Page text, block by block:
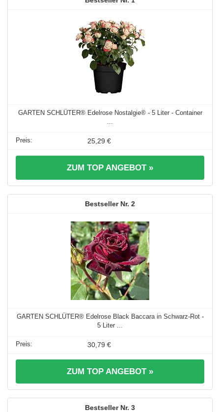
GARTEN SCHLÜTER® Edelrose Nostalgie® - 5 Liter - Container
25,29 €
ZUM TOP ANGEBOT »
2
GARTEN SCHLÜTER® Edelrose Black Baccara in Schwarz-Rot -
5 Liter ...
30,79 €
ZUM TOP ANGEBOT »
3